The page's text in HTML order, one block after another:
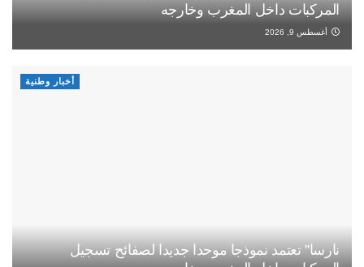
المركبات داخل المغرب وخارجه
أغسطس 9, 2026
أخبار وطنية
نارسا” تعتمد نموذجا موحدا جديدا لصفائح تسجيل